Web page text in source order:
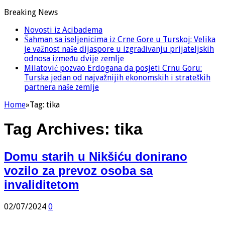
Breaking News
Novosti iz Acibadema
Šahman sa iseljenicima iz Crne Gore u Turskoj: Velika
je važnost naše dijaspore u izgrađivanju prijateljskih
odnosa između dvije zemlje
Milatović pozvao Erdogana da posjeti Crnu Goru:
Turska jedan od najvažnijih ekonomskih i strateških
partnera naše zemlje
Home»Tag: tika
Tag Archives: tika
Domu starih u Nikšiću donirano
vozilo za prevoz osoba sa
invaliditetom
02/07/2024 0